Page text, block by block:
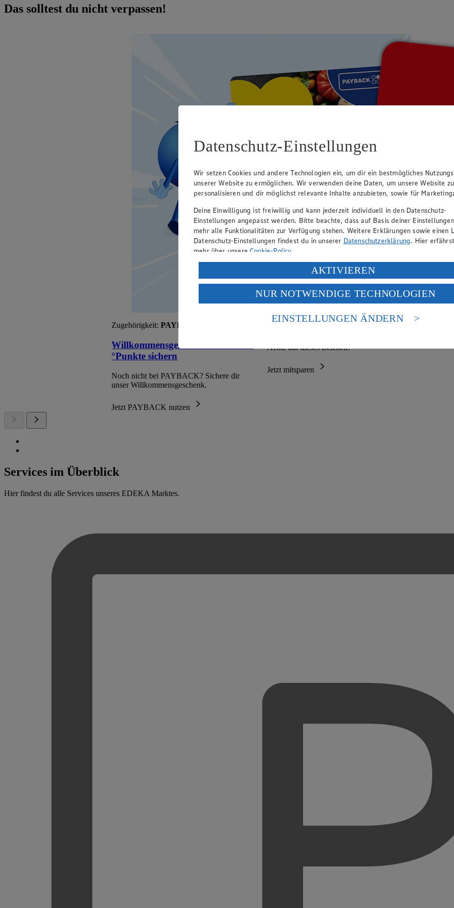
Das solltest du nicht verpassen!
Zugehörigkeit: PAYBACK
Willkommensgeschenk: 250 Extra
°Punkte sichern
Noch nicht bei PAYBACK? Sichere dir
unser Willkommensgeschenk.
Jetzt PAYBACK nutzen
Achte auf dieses Zeichen!
Jetzt mitsparen
Services im Überblick
Hier findest du alle Services unseres EDEKA Marktes.
Datenschutz-Einstellungen
Wir setzen Cookies und andere Technologien ein, um dir ein bestmögliches
unserer Website zu ermöglichen. Wir verwenden deine Daten, um unsere Website zu
personalisieren und dir möglichst relevante Inhalte anzubieten, sowie für
Deine Einwilligung ist freiwillig und kann jederzeit individuell in den Datenschutz-
Einstellungen angepasst werden. Bitte beachte, dass auf Basis deiner
mehr alle Funktionalitäten zur Verfügung stehen. Weitere Erklärungen sowie einen
Datenschutz-Einstellungen findest du in unserer Datenschutzerklärung. Hier
mehr über unsereCookie-Policy.
Verarbeitung deiner personenbezogenen Daten in den USA durch Facebook und
Wenn du auf „Aktivieren“ klickst, willigst du im Sinne des Art. 49 Abs. 1 Satz 1 lit.
ein, dass deine Daten in den USA verarbeitet werden. Der EuGH sieht die USA als
einem nach europäischen Standards nicht angemessenen Datenschutzniveau an. Es
Risiko eines Zugriffs durch US-amerikanische Behörden.
AKTIVIEREN
NUR NOTWENDIGE TECHNOLOGIEN
EINSTELLUNGEN ÄNDERN